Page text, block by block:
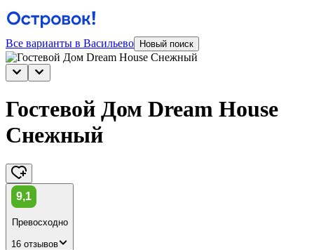
Все варианты в Васильево Новый поиск
Гостевой Дом Dream House
Снежный
9,1
Превосходно
16 отзывов